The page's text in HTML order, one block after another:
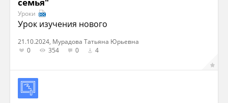
семья"
Уроки
Урок изучения нового
21.10.2024, Мурадова Татьяна Юрьевна
0
354 0 4